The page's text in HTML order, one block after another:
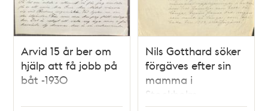
Arvid 15 år ber om
hjälp att få jobb på
båt -1930
Nils Gotthard söker
förgäves efter sin
mamma i
Stockholm